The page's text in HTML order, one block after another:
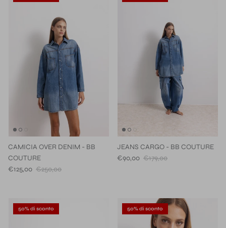
CAMICIA OVER DENIM - BB
COUTURE
€125,00 €250,00
JEANS CARGO - BB COUTURE
€90,00 €179,00
50% di sconto 50% di sconto